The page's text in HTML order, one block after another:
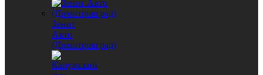
Зенит
Авто
(Димитровград)